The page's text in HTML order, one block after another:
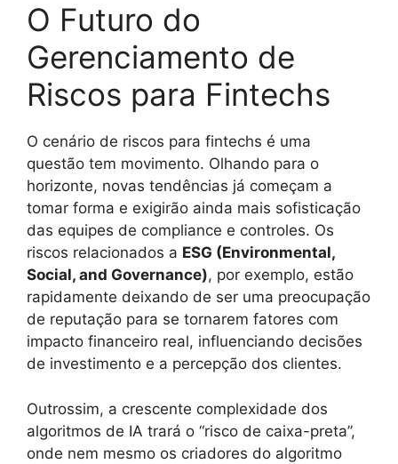
O Futuro do
Gerenciamento de
Riscos para Fintechs
O cenário de riscos para fintechs é uma
questão tem movimento. Olhando para o
horizonte, novas tendências já começam a
tomar forma e exigirão ainda mais sofisticação
das equipes de compliance e controles. Os
riscos relacionados a ESG (Environmental,
Social, and Governance), por exemplo, estão
rapidamente deixando de ser uma preocupação
de reputação para se tornarem fatores com
impacto financeiro real, influenciando decisões
de investimento e a percepção dos clientes.
Outrossim, a crescente complexidade dos
algoritmos de IA trará o “risco de caixa-preta”,
onde nem mesmo os criadores do algoritmo